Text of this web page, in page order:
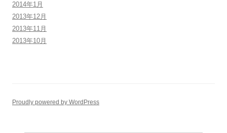
2014年1月
2013年12月
2013年11月
2013年10月
Proudly powered by WordPress